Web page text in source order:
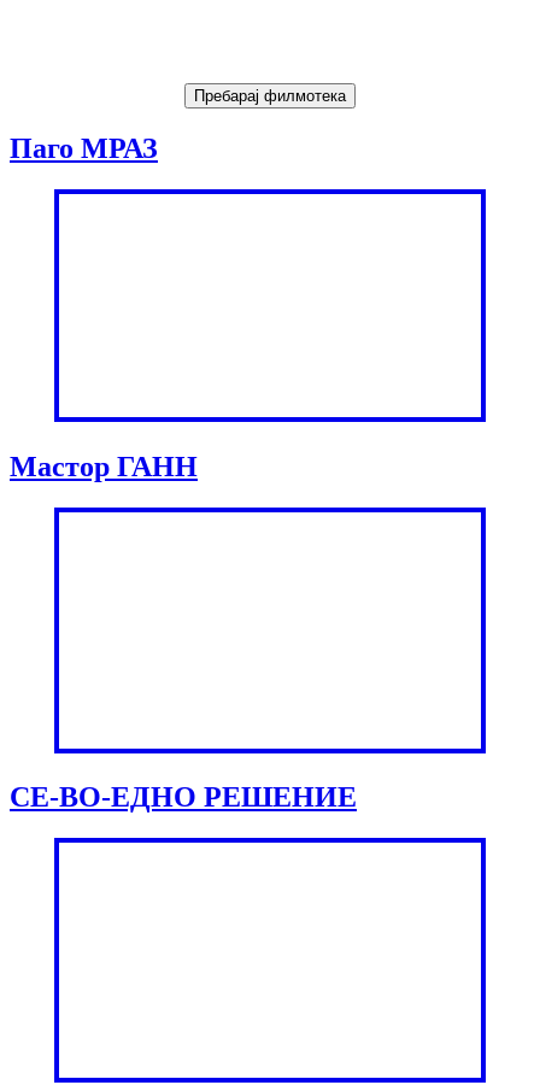
Паго МРАЗ
Мастор ГАНН
СЕ-ВО-ЕДНО РЕШЕНИЕ